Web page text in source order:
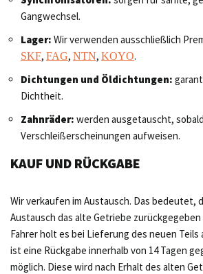
Gangwechsel.
Lager: Wir verwenden ausschließlich
SKF, FAG, NTN, KOYO.
Dichtungen und Öldichtungen:
Dichtheit.
Zahnräder: werden ausgetauscht,
Verschleißerscheinungen aufweisen.
KAUF UND RÜCKGABE
Wir verkaufen im Austausch. Das bedeutet,
Austausch das alte Getriebe
Fahrer holt es bei Lieferung des neuen Teils
ist eine Rückgabe innerhalb von 14 Tagen
möglich. Diese wird nach Erhalt des alten